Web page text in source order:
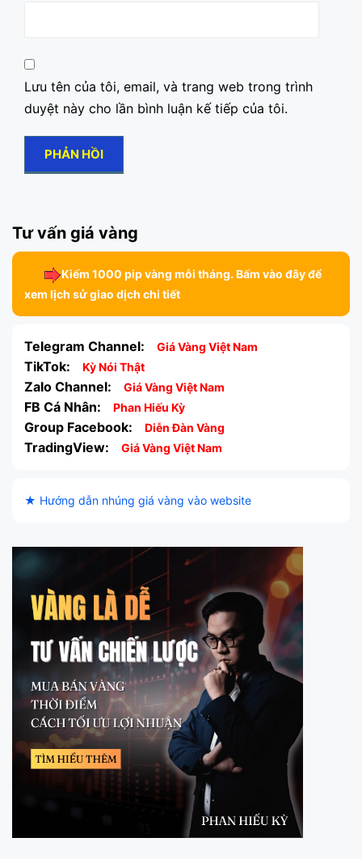
Lưu tên của tôi, email, và trang web trong trình
duyệt này cho lần bình luận kế tiếp của tôi.
Tư vấn giá vàng
Kiếm 1000 pip vàng mỗi tháng. Bấm vào đây để
xem lịch sử giao dịch chi tiết
Telegram Channel: Giá Vàng Việt Nam
TikTok: Kỳ Nói Thật
Zalo Channel: Giá Vàng Việt Nam
FB Cá Nhân: Phan Hiếu Kỳ
Group Facebook: Diễn Đàn Vàng
TradingView: Giá Vàng Việt Nam
★ Hướng dẫn nhúng giá vàng vào website